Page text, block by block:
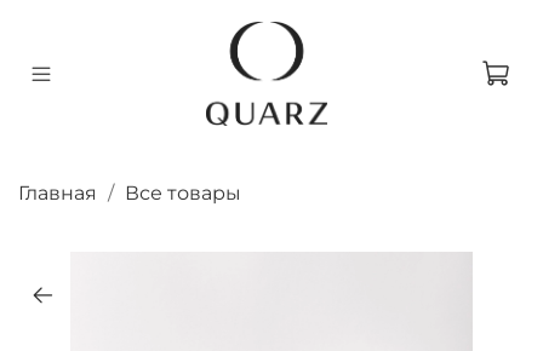
Главная Все товары